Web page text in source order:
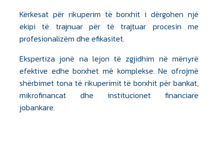
Kërkesat për rikuperim të borxhit i dërgohen një
ekipi të trajnuar për të trajtuar procesin me
profesionalizëm dhe efikasitet.
Ekspertiza jonë na lejon të zgjidhim në mënyrë
efektive edhe borxhet më komplekse. Ne ofrojmë
shërbimet tona të rikuperimit të borxhit për bankat,
mikrofinancat dhe institucionet financiare
jobankare.